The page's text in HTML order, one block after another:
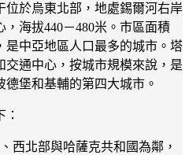
位於烏東北部，地處錫爾河右岸
海拔440－480米。市區面積
是中亞地區人口最多的城市。塔
通中心，按城市規模來說，是
堡和基輔的第四大城市。
北部與哈薩克共和國為鄰，